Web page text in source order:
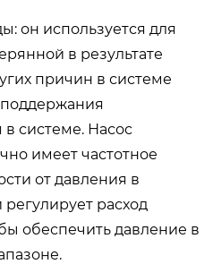
он используется для
в результате
причин в системе
в системе. Насос
имеет частотное
от давления в
расход
обеспечить давление в